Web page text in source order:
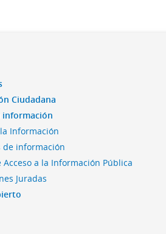
Ciudadana
información
Información
de información
Acceso a la Información Pública
Juradas